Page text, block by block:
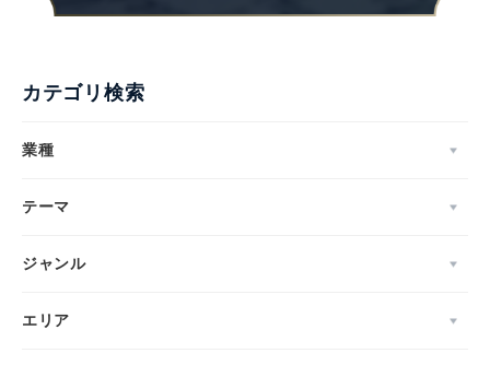
カテゴリ検索
業種
テーマ
ジャンル
エリア